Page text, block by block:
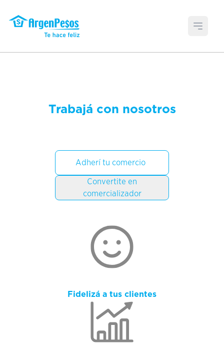
Open
Trabajá con nosotros
Adherí tu comercio
Convertite en
comercializador
Fidelizá a tus clientes